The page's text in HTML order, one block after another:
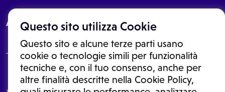
Questo sito utilizza Cookie
Questo sito e alcune terze parti usano
cookie o tecnologie simili per funzionalità
tecniche e, con il tuo consenso, anche per
altre finalità descritte nella Cookie Policy,
About
Le informazioni proposte in questo sito non sono un consulto medico.
In nessun caso, queste informazioni sostituiscono un consulto, una
visita o una diagnosi formulata dal medico. Non si devono considerare